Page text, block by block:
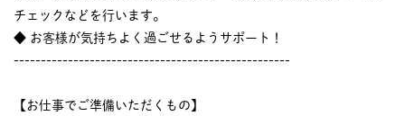
チェックなどを行います。
◆ お客様が気持ちよく過ごせるようサポート！
---------------------------------------------------
【お仕事でご準備いただくもの】